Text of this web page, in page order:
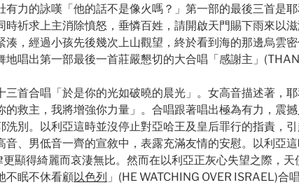
力的詠嘆「他的話不是像火嗎？」第一部的最後三首是
祈求上主消除憤怒，垂憐百姓，請開啟天門賜下雨來以
，經過小孩先後幾次上山觀望，終於看到海的那邊烏雲
唱出第一部最後一首莊嚴懇切的大合唱「感謝主」
首合唱「於是你的光如破曉的晨光」。女高音描述著，
的救主，我將增強你力量」。合唱跟著唱出極為有力，震
別。以利亞這時並沒停止對亞哈王及皇后罪行的指責，
、男低音一齊的宣敘中，表露充滿友情的安慰。以利亞
顯得綺麗而哀淒無比。然而在以利亞正灰心失望之際，
不眠不休看顧以色列 」(HE WATCHING OVER ISRAEL)